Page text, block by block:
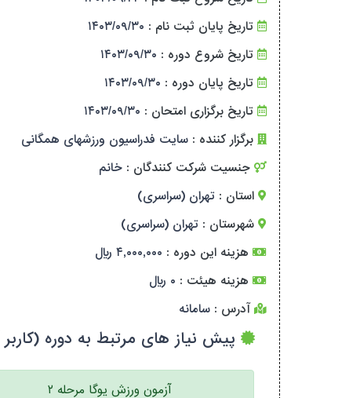
تاریخ پایان ثبت نام : ۱۴۰۳/۰۹/۳۰
تاریخ شروع دوره : ۱۴۰۳/۰۹/۳۰
تاریخ پایان دوره : ۱۴۰۳/۰۹/۳۰
تاریخ برگزاری امتحان : ۱۴۰۳/۰۹/۳۰
برگزار کننده : سایت فدراسیون ورزشهای همگانی
جنسیت شرکت کنندگان : خانم
استان : تهران (سراسری)
شهرستان : تهران (سراسری)
هزینه این دوره : ۴,۰۰۰,۰۰۰ ریال
هزینه هیئت : ۰ ریال
آدرس : سامانه
پیش نیاز های مرتبط به دوره
آزمون ورزش یوگا مرحله ۲